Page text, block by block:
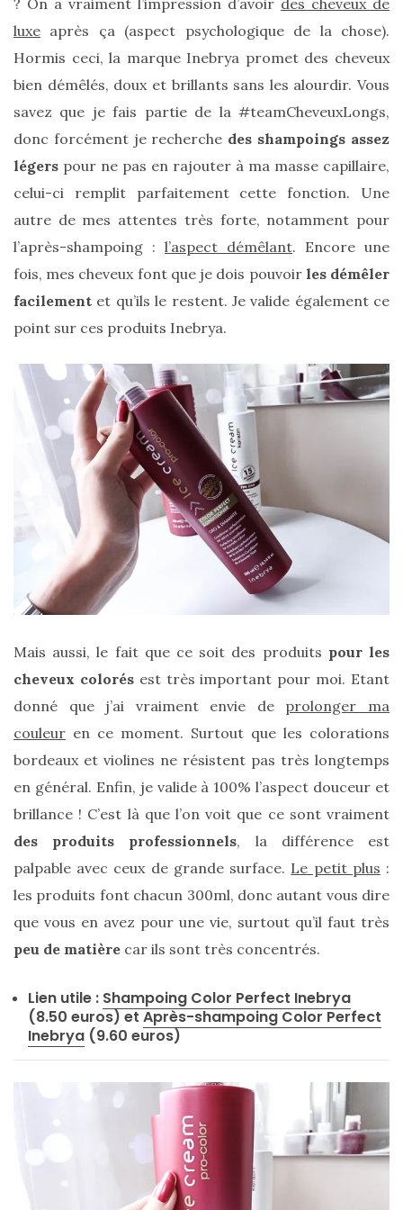
printemps
été
2026
:
sélection
et
pratique
au
quotidien
RSVP
Paris
luxe après ça (aspect psychologique de la chose).
Hormis ceci, la marque Inebrya promet des cheveux
bien démêlés, doux et brillants sans les alourdir. Vous
savez que je fais partie de la #teamCheveuxLongs,
donc forcément je recherche des shampoings assez
légers pour ne pas en rajouter à ma masse capillaire,
celui-ci remplit parfaitement cette fonction. Une
autre de mes attentes très forte, notamment pour
l’après-shampoing : l’aspect démêlant. Encore une
fois, mes cheveux font que je dois pouvoir les démêler
facilement et qu’ils le restent. Je valide également ce
point sur ces produits Inebrya.
Mais aussi, le fait que ce soit des produits pour les
cheveux colorésest très important pour moi. Etant
donné que j’ai vraiment envie de prolonger ma
couleur en ce moment. Surtout que les colorations
bordeaux et violines ne résistent pas très longtemps
en général. Enfin, je valide à 100% l’aspect douceur et
brillance ! C’est là que l’on voit que ce sont vraiment
des produits professionnels, la différence est
palpable avec ceux de grande surface. Le petit plus :
les produits font chacun 300ml, donc autant vous dire
que vous en avez pour une vie, surtout qu’il faut très
peu de matière car ils sont très concentrés.
Lien utile : Shampoing Color Perfect Inebrya
(8.50 euros) et Après-shampoing Color Perfect
Inebrya (9.60 euros)